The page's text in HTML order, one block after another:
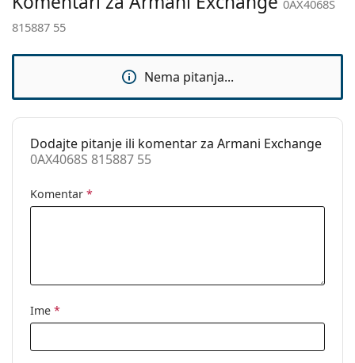
Marka:
Upotreba:
Moda
0AX4068S 815887 55
0AX4068S
815887 55
Nema pitanja...
Dodajte pitanje ili komentar za Armani Exchange
0AX4068S 815887 55
Komentar *
Ime *